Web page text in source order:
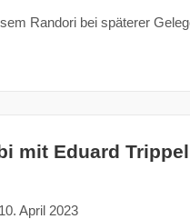
Randori bei späterer
mit Eduard Trippel
April 2023